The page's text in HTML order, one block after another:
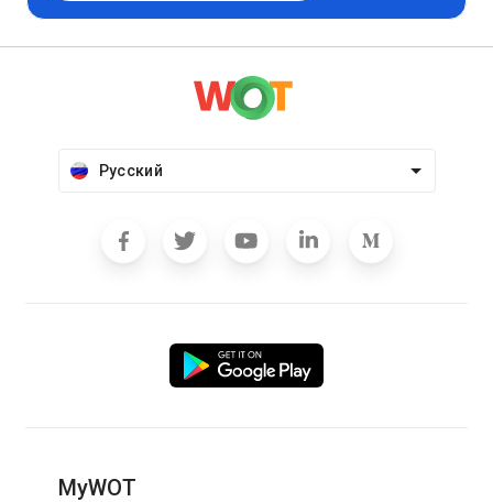
Русский
MyWOT